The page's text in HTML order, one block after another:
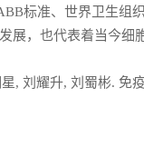
标准、世界卫生组
展，也代表着当今细
, 刘耀升, 刘蜀彬. 免